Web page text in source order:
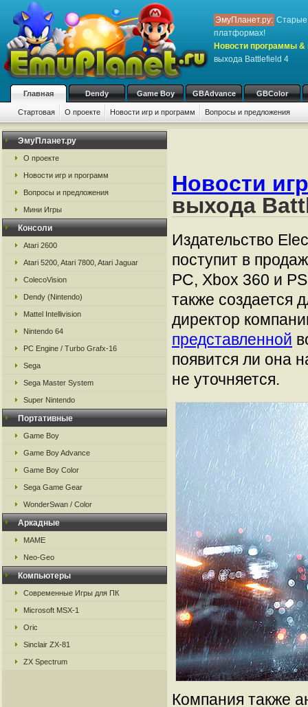
ЭмуПланет.ру: Старые
платформах!
Новости программы &
выхода Battlefield 4
Главная Dendy Game Boy GBAdvance GBColor
Стартовая О проекте Новости игр и программ Вопросы и предложения
ЭмуПланет.ру
О проекте
Новости игр и программ
Вопросы и предложения
Мини Игры
Консоли
Atari 2600
Atari 5200, Atari 7800, Atari Jaguar
ColecoVision
Dendy (Nintendo)
Mattel Intellivision
Nintendo 64
PC Engine / Turbo Grafx-16
Sega
Sega Master System
Super Nintendo
Портативные
Game Boy
Game Boy Advance
Game Boy Color
Sega Game Gear
WonderSwan / Color
Аркадные
MAME
Neo-Geo
Компьютеры
Современные Игры для ПК
Microsoft MSX-1
Oric
Sinclair ZX-81
ZX Spectrum
Новости
выхода
Издательство
поступит в
PC, Xbox 360 и
также создается
директор
представленной
появится ли она
не уточняется.
Компания также